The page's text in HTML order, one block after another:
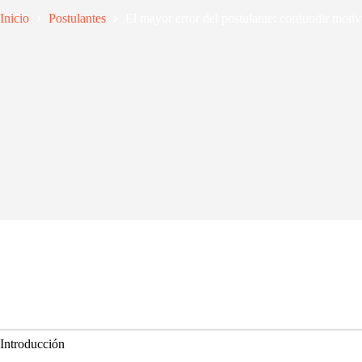
Inicio Postulantes
Introducción